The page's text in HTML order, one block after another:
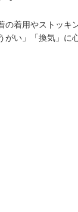
の着用やストッ
がい」「換気」に